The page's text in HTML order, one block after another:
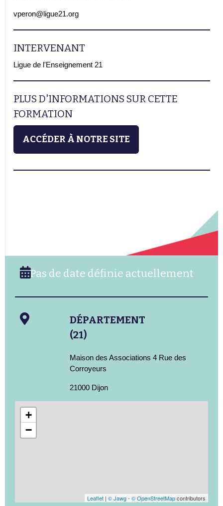
vperon@ligue21.org
INTERVENANT
Ligue de l'Enseignement 21
PLUS D'INFORMATIONS SUR CETTE
FORMATION
ACCÉDER À NOTRE SITE
Pas de date définie actuellement
DÉPARTEMENT
(21)
Maison des Associations 4 Rue des
Corroyeurs
21000 Dijon
+
−
Leaflet | © Jawg- © OpenStreetMapcontributors